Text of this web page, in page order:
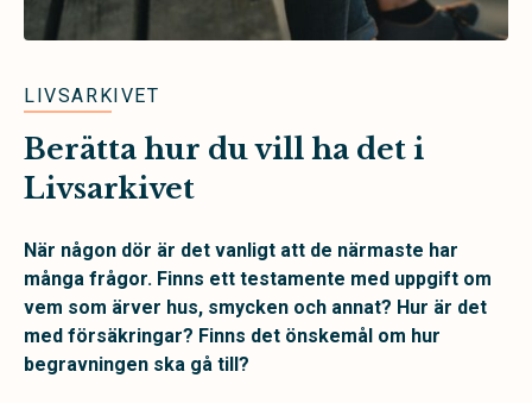
LIVSARKIVET
Berätta hur du vill ha det i
Livsarkivet
När någon dör är det vanligt att de närmaste har
många frågor. Finns ett testamente med uppgift om
vem som ärver hus, smycken och annat? Hur är det
med försäkringar? Finns det önskemål om hur
begravningen ska gå till?